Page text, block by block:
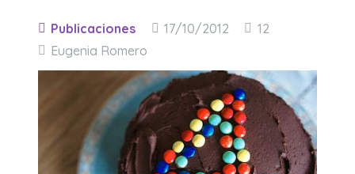
Publicaciones 17/10/2012 12Comentarios
Eugenia Romero